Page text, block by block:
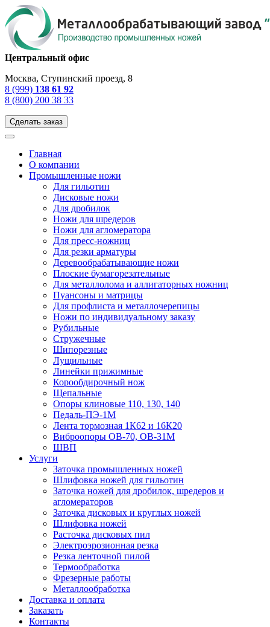
Центральный офис
Москва, Ступинский проезд, 8
8 (999) 138 61 92
8 (800) 200 38 33
Сделать заказ
Главная
О компании
Промышленные ножи
Для гильотин
Дисковые ножи
Для дробилок
Ножи для шредеров
Ножи для агломератора
Для пресс-ножниц
Для резки арматуры
Деревообрабатывающие ножи
Плоские бумагорезательные
Для металлолома и аллигаторных ножниц
Пуансоны и матрицы
Для профлиста и металлочерепицы
Ножи по индивидуальному заказу
Рубильные
Стружечные
Шипорезные
Лущильные
Линейки прижимные
Корообдирочный нож
Щепальные
Опоры клиновые 110, 130, 140
Педаль-ПЭ-1М
Лента тормозная 1К62 и 16К20
Виброопоры OB-70, OB-31M
ШВП
Услуги
Заточка промышленных ножей
Шлифовка ножей для гильотин
Заточка ножей для дробилок, шредеров и
агломераторов
Заточка дисковых и круглых ножей
Шлифовка ножей
Расточка дисковых пил
Электроэрозионная резка
Резка ленточной пилой
Термообработка
Фрезерные работы
Металлообработка
Доставка и оплата
Заказать
Контакты